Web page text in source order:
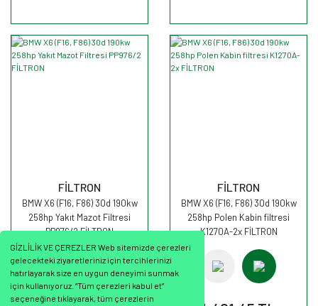
GİZLİLİK VE ÇEREZLER Web sitemizde çerezleri
gelecekteki ziyaretleriniz için tercihlerinizi
hatırlayarak size en uygun deneyimi sunmak
için kullanıyoruz. “Tüm çerezleri kabul et”
seçeneğine tıklayarak, tüm çerezlerin
FİLTRON
BMW X6 (F16, F86) 30d 190kw
258hp Yakıt Mazot Filtresi
PP976/2 FİLTRON
FİLTRON
BMW X6 (F16, F86) 30d 190kw
258hp Polen Kabin filtresi
K1270A-2x FİLTRON